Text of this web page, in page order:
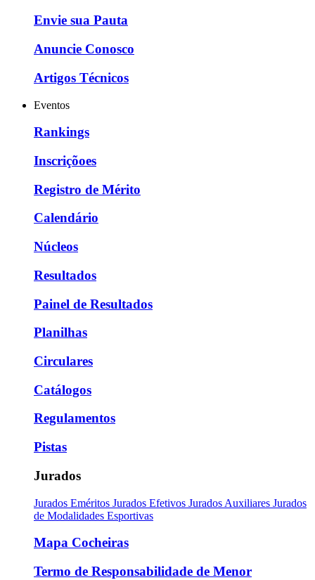
Envie sua Pauta
Anuncie Conosco
Artigos Técnicos
Eventos
Rankings
Inscriçõoes
Registro de Mérito
Calendário
Núcleos
Resultados
Painel de Resultados
Planilhas
Circulares
Catálogos
Regulamentos
Pistas
Jurados
Jurados Eméritos Jurados Efetivos Jurados Auxiliares Jurados
de Modalidades Esportivas
Mapa Cocheiras
Termo de Responsabilidade de Menor